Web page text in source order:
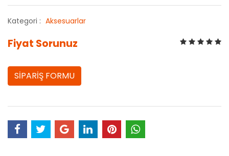
Kategori : Aksesuarlar
Fiyat Sorunuz
SİPARİŞ FORMU